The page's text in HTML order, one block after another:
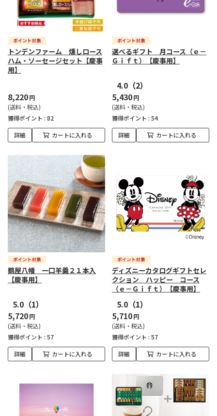
トンデンファーム 燻しロース
ハム・ソーセージセット【慶事
用】
8,220円
(送料・税込)
獲得ポイント : 82
詳細 カートに入れる
選べるギフト 月コース（ｅ－
Ｇｉｆｔ）【慶事用】
4.0 （2）
5,430円
(送料・税込)
獲得ポイント : 54
詳細 カートに入れる
鶴屋八幡 一口羊羹２１本入
【慶事用】
5.0 （1）
5,720円
(送料・税込)
獲得ポイント : 57
詳細 カートに入れる
ディズニーカタログギフトセレ
クション ハッピー コース
（ｅ－Ｇｉｆｔ）【慶事用】
5.0 （1）
5,710円
(送料・税込)
獲得ポイント : 57
詳細 カートに入れる